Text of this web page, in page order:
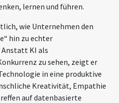
lernen und führen.
wie Unternehmen den
hin zu echter
Anstatt KI als
zu sehen, zeigt er
in eine produktive
Kreativität, Empathie
auf datenbasierte